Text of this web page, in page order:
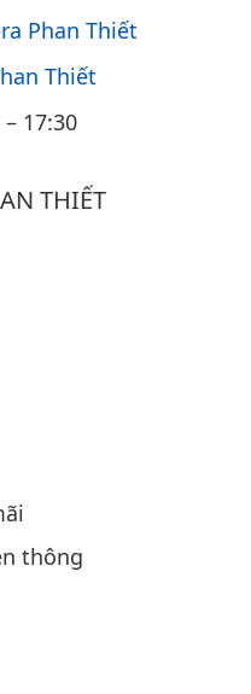
Phan Thiết
Thiết
– 17:30
THIẾT
thông